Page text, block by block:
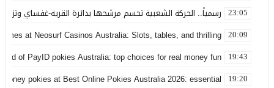
23:05 رسمياً.. الحركة الشعبية تحسم مرشحها بدائرة القرية-غفساي
20:09
at Neosurf Casinos Australia: Slots, tables, and thrilling
19:43
of PayID pokies Australia: top choices for real money fun
19:20
pokies at Best Online Pokies Australia 2026: essential